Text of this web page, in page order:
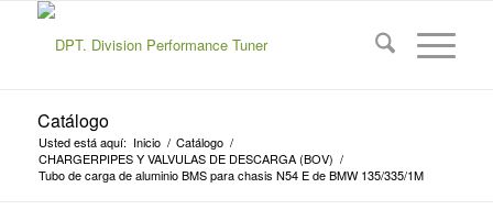
Catálogo
Usted está aquí: Inicio / Catálogo /
CHARGERPIPES Y VALVULAS DE DESCARGA (BOV) /
Tubo de carga de aluminio BMS para chasis N54 E de BMW 135/335/1M